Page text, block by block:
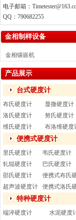
电子邮箱：
QQ：790682255
金相制样设备
金相镶嵌机
产品展示
台式硬度计
布氏硬度计
显微硬度计
洛氏硬度计
努氏硬度计
维氏硬度计
布洛维硬度
便携式硬度计
里氏硬度计
韦氏硬度计
轧辊硬度计
巴氏硬度计
邵氏硬度计
便携式布氏
超声波硬度计
便携式洛氏
特种硬度计
端淬硬度计
水泥硬度